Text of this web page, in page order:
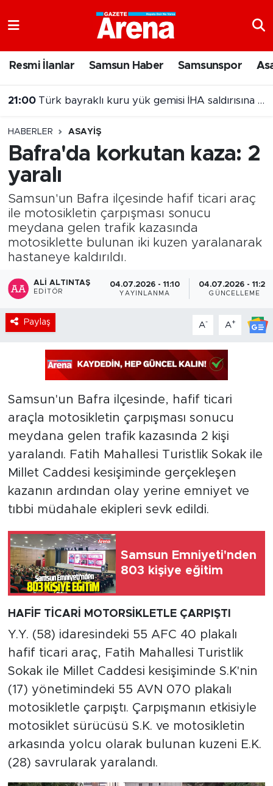
Resmi İlanlar Samsun Haber Samsunspor
21:00 Türk bayraklı kuru yük gemisi İHA saldırısına uğradı
HABERLER ASAYIŞ
Bafra'da korkutan kaza: 2
yaralı
Samsun'un Bafra ilçesinde hafif ticari araç
ile motosikletin çarpışması sonucu
meydana gelen trafik kazasında
motosiklette bulunan iki kuzen yaralanarak
hastaneye kaldırıldı.
ALI ALTINTAŞ
EDITÖR
04.07.2026 - 11:10
YAYINLANMA
04.07.2026 - 11:27
GÜNCELLEME
Paylaş A- A+
Samsun'un Bafra ilçesinde, hafif ticari
araçla motosikletin çarpışması sonucu
meydana gelen trafik kazasında 2 kişi
yaralandı. Fatih Mahallesi Turistlik Sokak ile
Millet Caddesi kesişiminde gerçekleşen
kazanın ardından olay yerine emniyet ve
tıbbi müdahale ekipleri sevk edildi.
Samsun Emniyeti'nden
803 kişiye eğitim
HAFİF TİCARİ MOTORSİKLETLE ÇARPIŞTI
Y.Y. (58) idaresindeki 55 AFC 40 plakalı
hafif ticari araç, Fatih Mahallesi Turistlik
Sokak ile Millet Caddesi kesişiminde S.K'nin
(17) yönetimindeki 55 AVN 070 plakalı
motosikletle çarpıştı. Çarpışmanın etkisiyle
motosiklet sürücüsü S.K. ve motosikletin
arkasında yolcu olarak bulunan kuzeni E.K.
(28) savrularak yaralandı.
Samsun Namaz Vakitleri
Trafik Durumu
Süper Lig Puan Durumu ve Fikstür
Tüm Manşetler
Son Dakika Haberleri
Haber Arşivi